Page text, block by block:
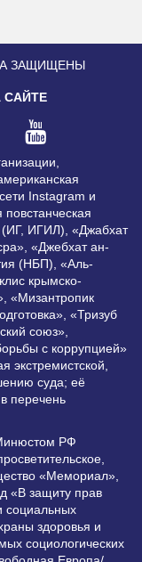
ЗАЩИЩЕНЫ
САЙТЕ
Instagram и
(ИГ, ИГИЛ), «Джабхат
«Джебхат ан-
(НБП), «Аль-
крымско-
«Мизантропик
«Тризуб
союз»,
с коррупцией»
экстремистской,
суда; её
перечень
РФ
«Мемориал»,
«В защиту прав
социальных
здоровья и
социологических